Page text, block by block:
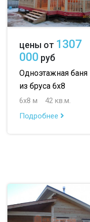
150х150
150х200
со вторым светом
с туалетом
цены от 1307
000 руб
Одноэтажная баня
из бруса 6х8
6х8 м
42 кв.м.
Подробнее